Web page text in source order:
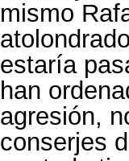
mismo
estaría
han
agresión,
conserjes